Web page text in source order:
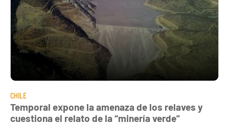
CHILE
Temporal expone la amenaza de los relaves y
cuestiona el relato de la “minería verde”